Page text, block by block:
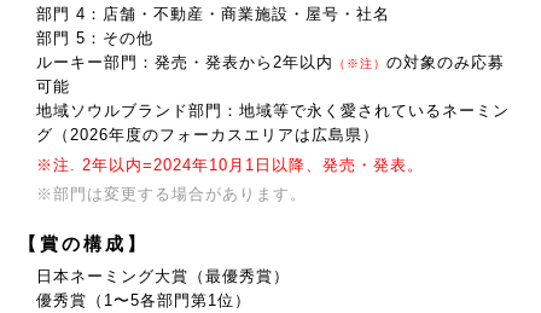
部門 4：店舗・不動産・商業施設・屋号・社名
部門 5：その他
ルーキー部門：発売・発表から2年以内
（※注） の対象のみ応募
可能
地域ソウルブランド部門：地域等で永く愛されているネーミン
グ（2026年度のフォーカスエリアは広島県）
※注. 2年以内=2024年10月1日以降、発売・発表。
※部門は変更する場合があります。
【賞の構成】
日本ネーミング大賞（最優秀賞）
優秀賞（1〜5各部門第1位）